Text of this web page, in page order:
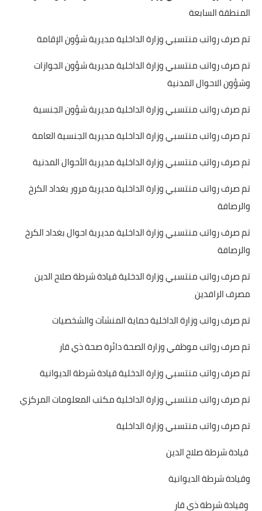
المنطقة السابعة
تم صرف رواتب منتسبي وزارة الداخلية مديرية شؤون الإقامة
تم صرف رواتب منتسبي وزارة الداخلية مديرية شؤون الجوازات
وشؤون الاحوال المدنية
تم صرف رواتب منتسبي وزارة الداخلية مديرية شؤون الجنسية
تم صرف رواتب منتسبي وزارة الداخلية مديرية الجنسية العامة
تم صرف رواتب منتسبي وزارة الداخلية مديرية الأحوال المدنية
تم صرف رواتب منتسبي وزارة الداخلية مديرية مرور بغداد الكرخ
والرصافة
تم صرف رواتب منتسبي وزارة الداخلية مديرية احوال بغداد الكرخ
والرصافة
تم صرف رواتب منتسبي وزارة الدخلية قيادة شرطة صلاح الدين
مصرف الرافدين
تم صرف رواتب وزارة الداخلية حماية المنشآت والشخصيات
تم صرف رواتب موظفي وزارة الصحة دائرة صحة ذي قار
تم صرف رواتب منتسبي وزارة الدخلية قيادة شرطة الديوانية
تم صرف رواتب منتسبي وزارة الداخلية مكتب المعلومات المركزي
تم صرف رواتب منتسبي وزارة الداخلية
قيادة شرطة صلاح الدين
وقيادة شرطة الديوانية
وقيادة شرطة ذي قار